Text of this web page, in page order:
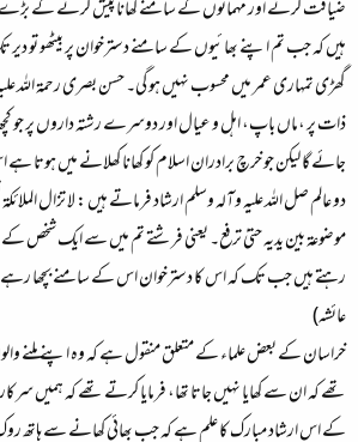
ضیافت کرنے اور مہمانوں کے سامنے کھانا پیش کرنے کے بڑے
ہیں کہ جب تم اپنے بھائیوں کے سامنے دسترخوان پر بیٹھو تو دیر
گھڑی تمہاری عمر میں محسوب نہیں ہو گی۔ حسن بصری رحمۃ اللہ
ذات پر ،ماں باپ، اہل و عیال اور دوسرے رشتہ داروں پر جو
جائے گا لیکن جو خرچ برادران اسلام کو کھانا کھلانے میں ہوتا ہے
دو عالم صل اللہ علیہ وآلہ وسلم ارشاد فرماتے ہیں :لا تزال
موضوعۃ بین یدیہ حتیٰ ترفع۔ یعنی فرشتے تم میں سے ایک شخص
رہتے ہیں جب تک کہ اس کا دسترخوان اس کے سامنے بچھا رہے
عائشہ)
خراسان کے بعض علماء کے متعلق منقول ہے کہ وہ اپنے ملنے
تھے کہ ان سے کھایا نہیں جاتا تھا، فرمایا کرتے تھے کہ ہمیں
کے اس ارشاد مبارک کا علم ہے کہ جب بھائی کھانے سے ہاتھ روک